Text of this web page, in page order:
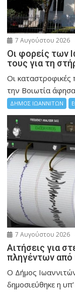
7 Αυγούστου 2026
Οι φορείς των
τους για τη
Οι καταστροφικές
την Bοιωτία
ΔΗΜΟΣ ΙΩΑΝΝΙΤΩΝ
7 Αυγούστου 2026
Αιτήσεις για
πληγέντων από
Ο Δήμος
δημοσιεύθηκε η